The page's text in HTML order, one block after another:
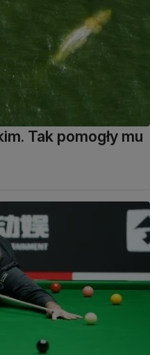
Tak pomogły mu